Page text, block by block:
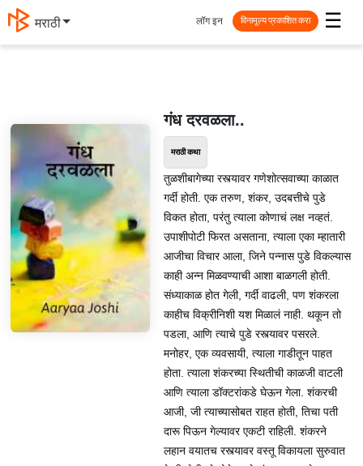
मराठी ☰
लॉग इन विनामूल्य प्रकाशित करा
गंध दरवळला..
मराठी कथा
तुळशीबागेच्या रस्त्यावर गणेशोत्सवाच्या काळात
गर्दी होती. एक तरुण, शंकर, उदबत्तीचे पुडे
विकत होता, परंतु त्याला कोणाचं लक्ष नव्हतं.
उपाशीपोटी फिरत असताना, त्याला एका म्हातारी
आजीचा विचार आला, जिने पन्नास पुडे विकल्यास
काही अन्न मिळवण्याची आशा बाळगली होती.
संध्याकाळ होत गेली, गर्दी वाढली, पण शंकरला
काहीच विक्रीनिशी यश मिळालं नाही. थकून तो
पडला, आणि त्याचे पुडे रस्त्यावर पसरले.
मनोहर, एक व्यवसायी, त्याला गाडीतून पाहत
होता. त्याला शंकरच्या स्थितीची काळजी वाटली
आणि त्याला डॉक्टरांकडे घेऊन गेला. शंकरची
आजी, जी त्याच्यासोबत राहत होती, तिचा पती
दारू पिऊन गेल्यावर एकटी राहिली. शंकरने
लहान वयातच रस्त्यावर वस्तू विकायला सुरुवात